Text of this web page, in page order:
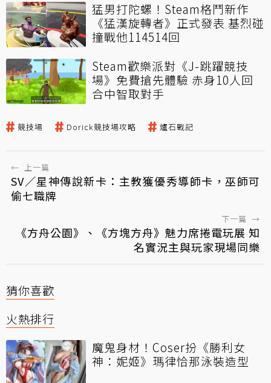
猛男打陀螺！Steam格鬥新作
《猛漢旋轉者》正式發表 基烈碰
撞戰他114514回
Steam歡樂派對《J-跳躍競技
場》免費搶先體驗 赤身10人回
合中智取對手
競技場 Dorick競技場攻略 爐石戰記
← 上一篇
SV／星神傳說新卡：主教獲優秀導師卡，巫師可
偷七職牌
下一篇 →
《方舟公園》、《方塊方舟》魅力席捲電玩展 知
名實況主與玩家現場同樂
猜你喜歡
火熱排行
魔鬼身材！Coser扮《勝利女
神：妮姬》瑪律恰那泳裝造型